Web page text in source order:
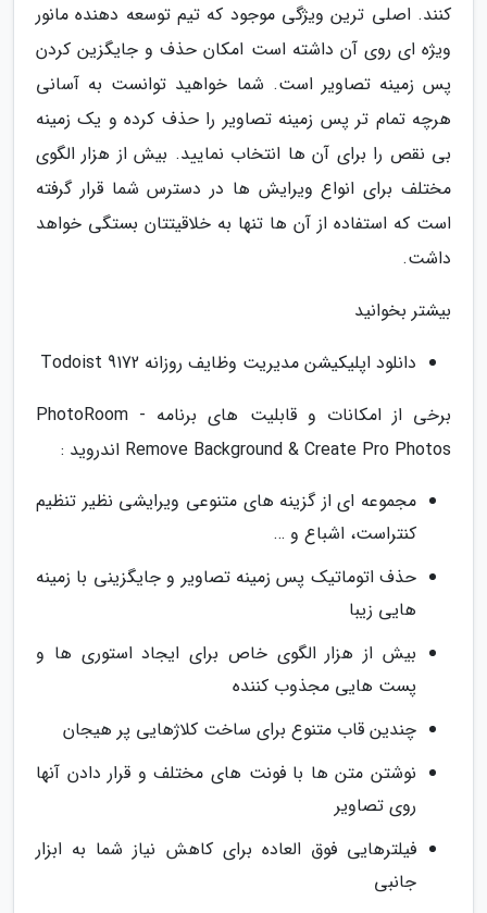
کنند. اصلی ترین ویژگی موجود که تیم توسعه دهنده مانور
ویژه ای روی آن داشته است امکان حذف و جایگزین کردن
پس زمینه تصاویر است. شما خواهید توانست به آسانی
هرچه تمام تر پس زمینه تصاویر را حذف کرده و یک زمینه
بی نقص را برای آن ها انتخاب نمایید. بیش از هزار الگوی
مختلف برای انواع ویرایش ها در دسترس شما قرار گرفته
است که استفاده از آن ها تنها به خلاقیتتان بستگی خواهد
داشت.
بیشتر بخوانید
دانلود اپلیکیشن مدیریت وظایف روزانه Todoist 9172
برخی از امکانات و قابلیت های برنامه PhotoRoom -
Remove Background & Create Pro Photos اندروید :
مجموعه ای از گزینه های متنوعی ویرایشی نظیر تنظیم
کنتراست، اشباع و …
حذف اتوماتیک پس زمینه تصاویر و جایگزینی با زمینه
هایی زیبا
بیش از هزار الگوی خاص برای ایجاد استوری ها و
پست هایی مجذوب کننده
چندین قاب متنوع برای ساخت کلاژهایی پر هیجان
نوشتن متن ها با فونت های مختلف و قرار دادن آنها
روی تصاویر
فیلترهایی فوق العاده برای کاهش نیاز شما به ابزار
جانبی